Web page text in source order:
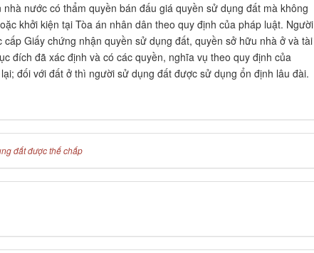
nước có thẩm quyền bán đấu giá quyền sử dụng đất mà không
khởi kiện tại Tòa án nhân dân theo quy định của pháp luật. Người
Giấy chứng nhận quyền sử dụng đất, quyền sở hữu nhà ở và tài
đích đã xác định và có các quyền, nghĩa vụ theo quy định của
đối với đất ở thì người sử dụng đất được sử dụng ổn định lâu đài.
đất được thế chấp